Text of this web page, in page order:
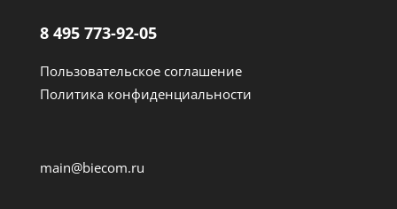
8 495 773-92-05
Пользовательское соглашение
Политика конфиденциальности
main@biecom.ru